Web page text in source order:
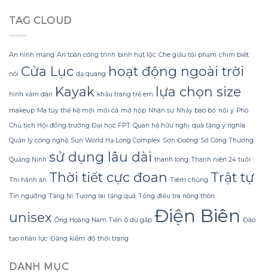
hình
không
phí
Quyết
dụng
Dừa
Gội
Gừng
Homespa
TAG CLOUD
An ninh mạng An toàn công trình bình hút lộc Che giấu tội phạm chim biết
nói Cửa Lục dạ quang hoạt động ngoài trời
hình xăm dán Kayak khẩu trang trẻ em lựa chọn size
makeup Ma túy thế hệ mới mồi cá mở hộp Nhân sự Nhảy bao bố nội y Phó
Chủ tịch Hội đồng trường Đại học FPT Quan hệ hữu nghị quà tặng ý nghĩa
Quản lý công nghệ Sun World Hạ Long Complex Sơn Đoòng Sở Công Thương
Quảng Ninh sử dụng lâu dài thanh long Thanh niên 24 tuổi
Thi hành án Thời tiết cực đoan Tiêm chủng Trật tự
Tín ngưỡng Tăng Ni Tương lai tặng quà Tổng điều tra nông thôn
unisex Ông Hoàng Nam Tiến ô dù gấp Điện Biên Đào
tạo nhân lực Đăng kiểm độ thời trang
DANH MỤC